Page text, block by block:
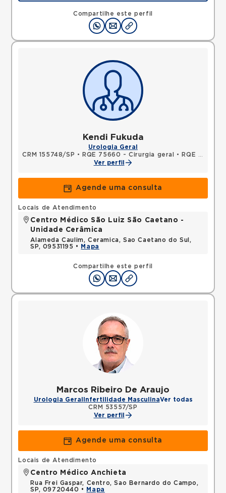
Compartilhe este perfil
Rua Tingoassuiba, Vila Iolanda, Sao Paulo, SP,
Mapa
Kendi Fukuda
Urologia Geral
CRM 155748/SP • RQE 75660 - Cirurgia geral •
RQE 139727 - Urologia
Ver perfil
Agende uma consulta
Compartilhe este perfil
Locais de Atendimento
Centro Médico São Luiz São Caetano -
Unidade Cerâmica
Alameda Caulim, Ceramica, Sao Caetano do Sul,
SP, 09531195 •
Mapa
Marcos Ribeiro De Araujo
Urologia Geral Infertilidade MasculinaVer todas
CRM 53557/SP
Ver perfil
Agende uma consulta
Locais de Atendimento
Centro Médico Anchieta
Rua Frei Gaspar, Centro, Sao Bernardo do Campo,
SP, 09720440 •
Mapa